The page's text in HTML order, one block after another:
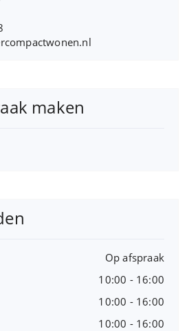
maken
Op afspraak
10:00 - 16:00
10:00 - 16:00
10:00 - 16:00